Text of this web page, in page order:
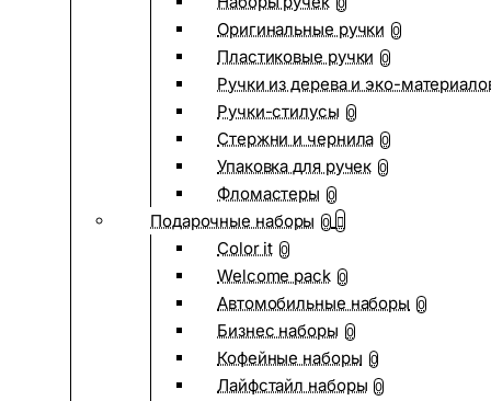
0
Оригинальные ручки 0
Пластиковые ручки 0
Ручки из дерева и эко-
Ручки-стилусы 0
Стержни и чернила 0
Упаковка для ручек 0
Фломастеры 0
Подарочные наборы 0
Color it 0
Welcome pack 0
Автомобильные наборы 0
Бизнес наборы 0
Кофейные наборы 0
Лайфстайл наборы 0